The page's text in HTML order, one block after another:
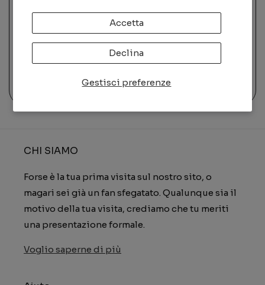
Gestisci preferenze
Accetta
Declina
Devoluciones y reembolsos
CHI SIAMO
Forse è la tua prima visita sul nostro sito, o
magari sei già un fan sfegatato. Qualunque sia il
motivo della tua visita, crediamo che tu meriti
una presentazione formale.
Voglio saperne di più